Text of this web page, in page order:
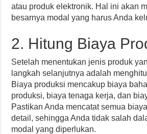
atau produk elektronik. Hal ini akan
besarnya modal yang harus Anda
2. Hitung Biaya
Setelah menentukan jenis produk
langkah selanjutnya adalah
Biaya produksi mencakup biaya
produksi, biaya tenaga kerja, dan
Pastikan Anda mencatat semua
detail, sehingga Anda tidak salah
modal yang diperlukan.